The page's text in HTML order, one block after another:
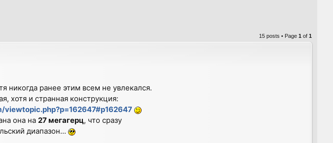
15 posts • Page 1 of 1
никогда ранее этим всем не увлекался.
хотя и странная конструкция:
она на 27 мегагерц, что сразу
диапазон...